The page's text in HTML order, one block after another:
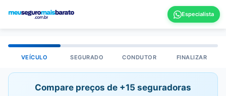
VEÍCULO SEGURADO CONDUTOR FINALIZAR
Compare preços de +15 seguradoras